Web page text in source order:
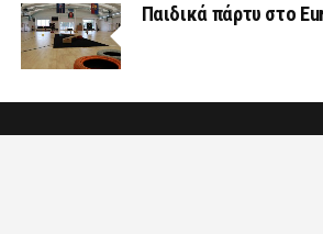
Παιδικά πάρτυ στο